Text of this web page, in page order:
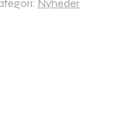
Nyheder